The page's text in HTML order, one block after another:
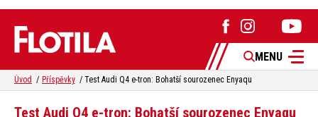
MENU
Úvod Příspěvky Test Audi Q4 e-tron: Bohatší sourozenec Enyaqu
Test Audi Q4 e-tron: Bohatší sourozenec Enyaqu